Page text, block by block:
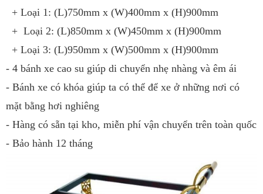
+ Loại 1: (L)750mm x (W)400mm x (H)900mm
+ Loại 2: (L)850mm x (W)450mm x (H)900mm
+ Loại 3: (L)950mm x (W)500mm x (H)900mm
- 4 bánh xe cao su giúp di chuyển nhẹ nhàng và êm ái
- Bánh xe có khóa giúp ta có thể để xe ở những nơi có
mặt bằng hơi nghiêng
- Hàng có sẵn tại kho, miễn phí vận chuyển trên toàn quốc
- Bảo hành 12 tháng